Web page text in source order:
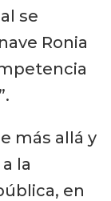
se
Ronia
más allá y
la
en